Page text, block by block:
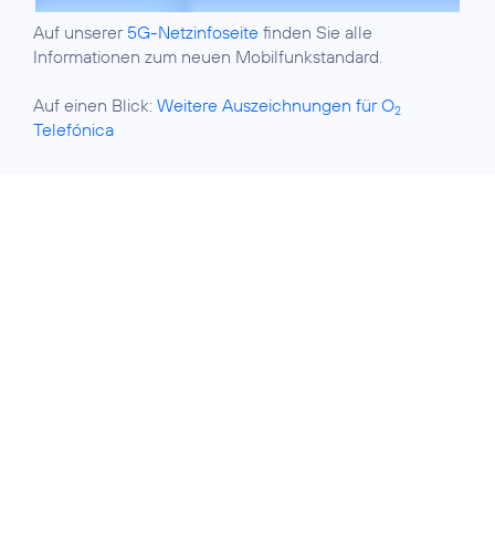
Auf unserer 5G-Netzinfoseite finden Sie alle
Informationen zum neuen Mobilfunkstandard.
Auf einen Blick: Weitere Auszeichnungen für O2
Telefónica